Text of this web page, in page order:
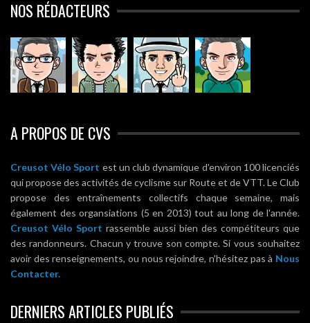
NOS RÉDACTEURS
A PROPOS DE CVS
Creusot Vélo Sport est un club dynamique d'environ 100 licenciés
qui propose des activités de cyclisme sur Route et de VTT. Le Club
propose des entraînements collectifs chaque semaine, mais
également des organsiations (5 en 2013) tout au long de l'année.
Creusot Vélo Sport rassemble aussi bien des compétiteurs que
des randonneurs. Chacun y trouve son compte. Si vous souhaitez
avoir des renseignements, ou nous rejoindre, n'hésitez pas à Nous
Contacter.
DERNIERS ARTICLES PUBLIÉS